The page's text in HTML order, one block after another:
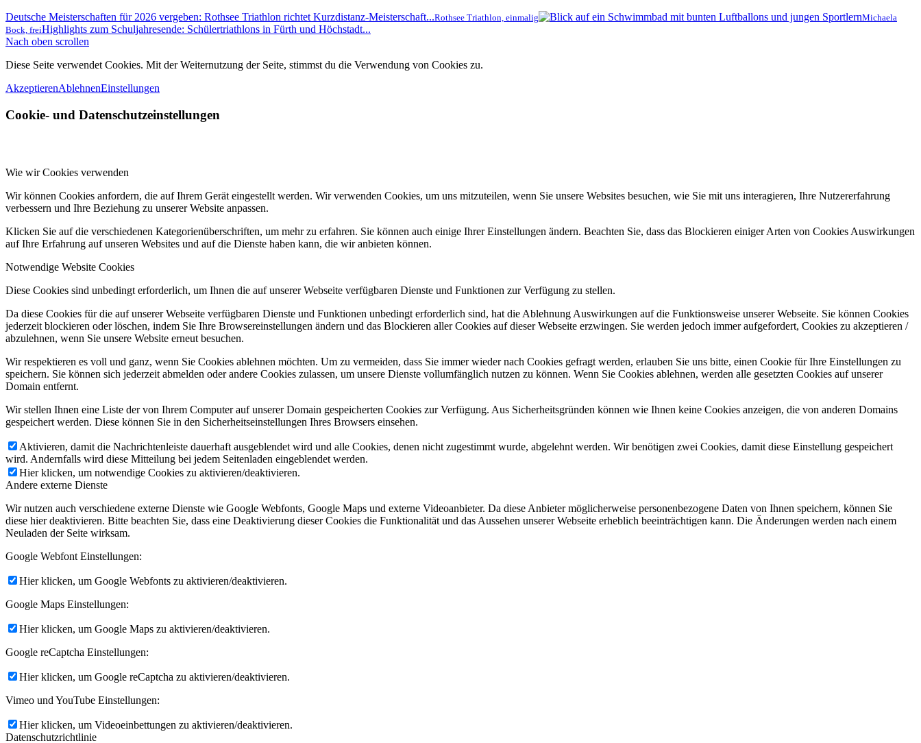
Deutsche Meisterschaften für 2026 vergeben: Rothsee Triathlon richtet Kurzdistanz-Meisterschaft...Rothsee Triathlon, einmalig
Michaela
Bock, freiHighlights zum Schuljahresende: Schülertriathlons in Fürth und Höchstadt...
Nach oben scrollen
Diese Seite verwendet Cookies. Mit der Weiternutzung der Seite, stimmst du die Verwendung von Cookies zu.
AkzeptierenAblehnenEinstellungen
Cookie- und Datenschutzeinstellungen
Wie wir Cookies verwenden
Wir können Cookies anfordern, die auf Ihrem Gerät eingestellt werden. Wir verwenden Cookies, um uns mitzuteilen, wenn Sie unsere Websites besuchen, wie Sie mit uns interagieren, Ihre Nutzererfahrung
verbessern und Ihre Beziehung zu unserer Website anpassen.
Klicken Sie auf die verschiedenen Kategorienüberschriften, um mehr zu erfahren. Sie können auch einige Ihrer Einstellungen ändern. Beachten Sie, dass das Blockieren einiger Arten von Cookies Auswirkungen
auf Ihre Erfahrung auf unseren Websites und auf die Dienste haben kann, die wir anbieten können.
Notwendige Website Cookies
Diese Cookies sind unbedingt erforderlich, um Ihnen die auf unserer Webseite verfügbaren Dienste und Funktionen zur Verfügung zu stellen.
Da diese Cookies für die auf unserer Webseite verfügbaren Dienste und Funktionen unbedingt erforderlich sind, hat die Ablehnung Auswirkungen auf die Funktionsweise unserer Webseite. Sie können Cookies
jederzeit blockieren oder löschen, indem Sie Ihre Browsereinstellungen ändern und das Blockieren aller Cookies auf dieser Webseite erzwingen. Sie werden jedoch immer aufgefordert, Cookies zu akzeptieren /
abzulehnen, wenn Sie unsere Website erneut besuchen.
Wir respektieren es voll und ganz, wenn Sie Cookies ablehnen möchten. Um zu vermeiden, dass Sie immer wieder nach Cookies gefragt werden, erlauben Sie uns bitte, einen Cookie für Ihre Einstellungen zu
speichern. Sie können sich jederzeit abmelden oder andere Cookies zulassen, um unsere Dienste vollumfänglich nutzen zu können. Wenn Sie Cookies ablehnen, werden alle gesetzten Cookies auf unserer
Domain entfernt.
Wir stellen Ihnen eine Liste der von Ihrem Computer auf unserer Domain gespeicherten Cookies zur Verfügung. Aus Sicherheitsgründen können wie Ihnen keine Cookies anzeigen, die von anderen Domains
gespeichert werden. Diese können Sie in den Sicherheitseinstellungen Ihres Browsers einsehen.
Aktivieren, damit die Nachrichtenleiste dauerhaft ausgeblendet wird und alle Cookies, denen nicht zugestimmt wurde, abgelehnt werden. Wir benötigen zwei Cookies, damit diese Einstellung gespeichert
wird. Andernfalls wird diese Mitteilung bei jedem Seitenladen eingeblendet werden.
Hier klicken, um notwendige Cookies zu aktivieren/deaktivieren.
Andere externe Dienste
Wir nutzen auch verschiedene externe Dienste wie Google Webfonts, Google Maps und externe Videoanbieter. Da diese Anbieter möglicherweise personenbezogene Daten von Ihnen speichern, können Sie
diese hier deaktivieren. Bitte beachten Sie, dass eine Deaktivierung dieser Cookies die Funktionalität und das Aussehen unserer Webseite erheblich beeinträchtigen kann. Die Änderungen werden nach einem
Neuladen der Seite wirksam.
Google Webfont Einstellungen:
Hier klicken, um Google Webfonts zu aktivieren/deaktivieren.
Google Maps Einstellungen:
Hier klicken, um Google Maps zu aktivieren/deaktivieren.
Google reCaptcha Einstellungen:
Hier klicken, um Google reCaptcha zu aktivieren/deaktivieren.
Vimeo und YouTube Einstellungen:
Hier klicken, um Videoeinbettungen zu aktivieren/deaktivieren.
Datenschutzrichtlinie